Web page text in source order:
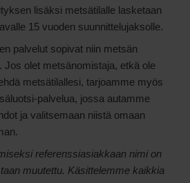
lisäksi metsätilalle lasketaan
15 vuoden suunnittelujaksolle.
palvelut sopivat niin metsän
Jos olet metsänomistaja, etkä ole
metsätilallesi, tarjoamme myös
palvelua, jossa autamme
ja valitsemaan niistä omaan
referenssiasiakkaan nimi on
muutettu. Käsittelemme kaikkia